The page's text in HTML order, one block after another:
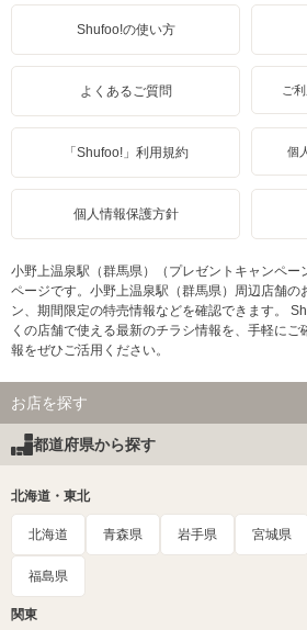
Shufoo!の使い方
よくあるご質問 ご
「Shufoo!」利用規約 個
個人情報保護方針
小野上温泉駅（群馬県）（プレゼントキャンペー
ページです。小野上温泉駅（群馬県）周辺店舗の
ン、期間限定の特売情報などを確認できます。
くの店舗で使える最新のチラシ情報を、手軽に
報をぜひご活用ください。
お店を探す
都道府県から探す
北海道・東北
北海道 青森県 岩手県 宮城県
福島県
関東